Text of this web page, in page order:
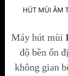
Máy hút mùi
độ bền ổn
không gian